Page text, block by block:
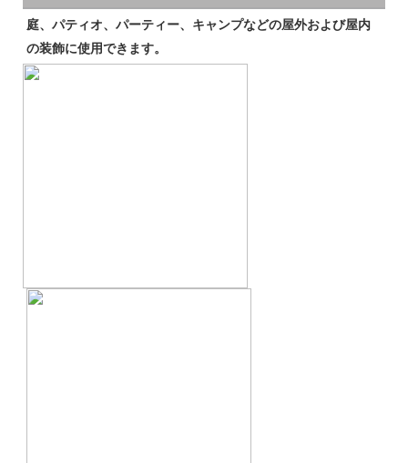
庭、パティオ、パーティー、キャンプなどの屋外および屋内
の装飾に使用できます。